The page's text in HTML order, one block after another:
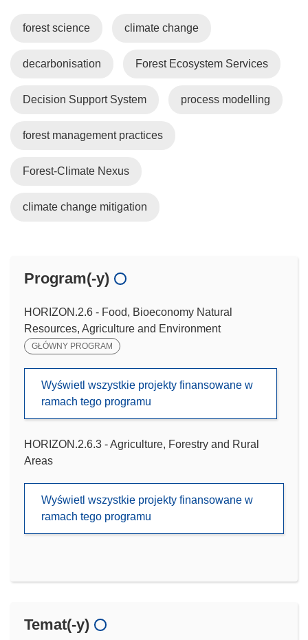
forest science climate change
decarbonisation Forest Ecosystem Services
Decision Support System process modelling
forest management practices
Forest-Climate Nexus
climate change mitigation
Program(-y)
HORIZON.2.6 - Food, Bioeconomy Natural
Resources, Agriculture and Environment
GŁÓWNY PROGRAM
Wyświetl wszystkie projekty finansowane w
ramach tego programu
HORIZON.2.6.3 - Agriculture, Forestry and Rural
Areas
Wyświetl wszystkie projekty finansowane w
ramach tego programu
Temat(-y)